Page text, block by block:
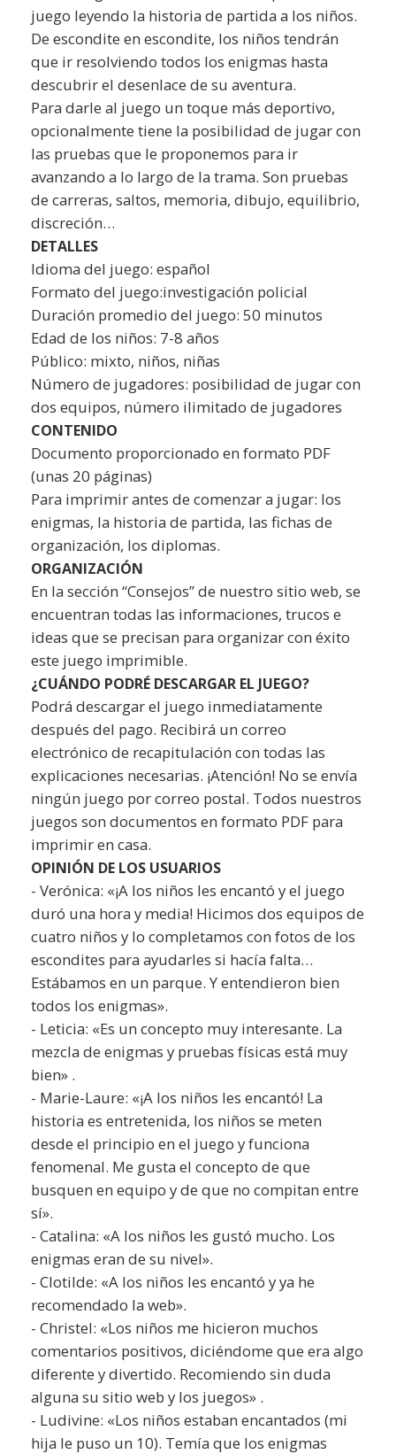
juego leyendo la historia de partida a los niños.
De escondite en escondite, los niños tendrán
que ir resolviendo todos los enigmas hasta
descubrir el desenlace de su aventura.
Para darle al juego un toque más deportivo,
opcionalmente tiene la posibilidad de jugar con
las pruebas que le proponemos para ir
avanzando a lo largo de la trama. Son pruebas
de carreras, saltos, memoria, dibujo, equilibrio,
discreción…
DETALLES
Idioma del juego: español
Formato del juego:investigación policial
Duración promedio del juego: 50 minutos
Edad de los niños: 7-8 años
Público: mixto, niños, niñas
Número de jugadores: posibilidad de jugar con
dos equipos, número ilimitado de jugadores
CONTENIDO
Documento proporcionado en formato PDF
(unas 20 páginas)
Para imprimir antes de comenzar a jugar: los
enigmas, la historia de partida, las fichas de
organización, los diplomas.
ORGANIZACIÓN
En la sección “Consejos” de nuestro sitio web, se
encuentran todas las informaciones, trucos e
ideas que se precisan para organizar con éxito
este juego imprimible.
¿CUÁNDO PODRÉ DESCARGAR EL JUEGO?
Podrá descargar el juego inmediatamente
después del pago. Recibirá un correo
electrónico de recapitulación con todas las
explicaciones necesarias. ¡Atención! No se envía
ningún juego por correo postal. Todos nuestros
juegos son documentos en formato PDF para
imprimir en casa.
OPINIÓN DE LOS USUARIOS
- Verónica: «¡A los niños les encantó y el juego
duró una hora y media! Hicimos dos equipos de
cuatro niños y lo completamos con fotos de los
escondites para ayudarles si hacía falta…
Estábamos en un parque. Y entendieron bien
todos los enigmas».
- Leticia: «Es un concepto muy interesante. La
mezcla de enigmas y pruebas físicas está muy
bien» .
- Marie-Laure: «¡A los niños les encantó! La
historia es entretenida, los niños se meten
desde el principio en el juego y funciona
fenomenal. Me gusta el concepto de que
busquen en equipo y de que no compitan entre
sí».
- Catalina: «A los niños les gustó mucho. Los
enigmas eran de su nivel».
- Clotilde: «A los niños les encantó y ya he
recomendado la web».
- Christel: «Los niños me hicieron muchos
comentarios positivos, diciéndome que era algo
diferente y divertido. Recomiendo sin duda
alguna su sitio web y los juegos» .
- Ludivine: «Los niños estaban encantados (mi
hija le puso un 10). Temía que los enigmas